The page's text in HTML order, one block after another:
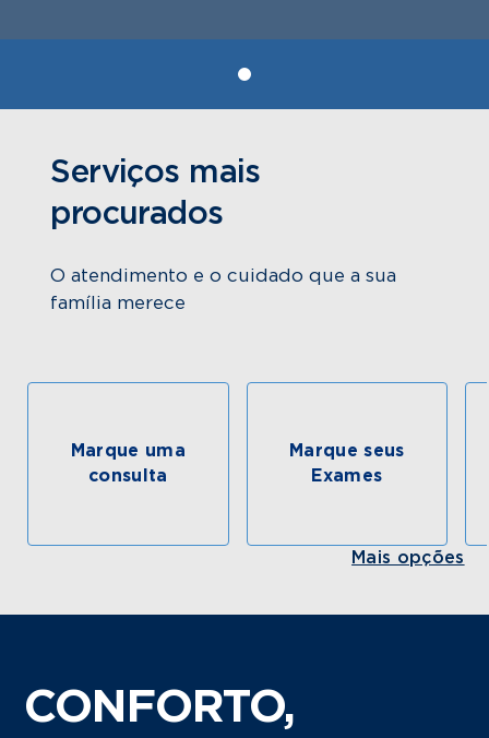
Serviços mais
procurados
O atendimento e o cuidado que a sua
família merece
Marque uma
consulta
Marque seus
Exames
Mais opções
CONFORTO,